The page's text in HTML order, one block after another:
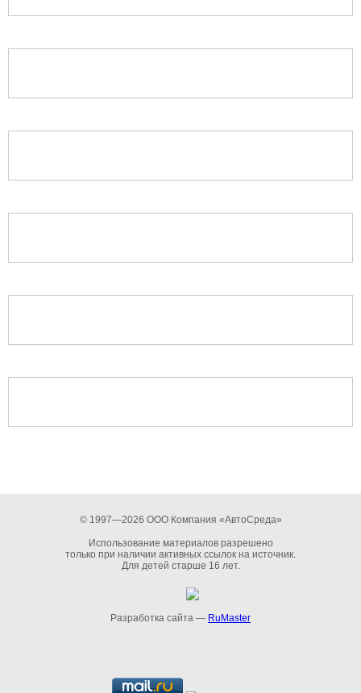
© 1997—2026 ООО Компания «АвтоСреда»
Использование материалов разрешено
только при наличии активных ссылок на источник.
Для детей старше 16 лет.
Разработка сайта — RuMaster